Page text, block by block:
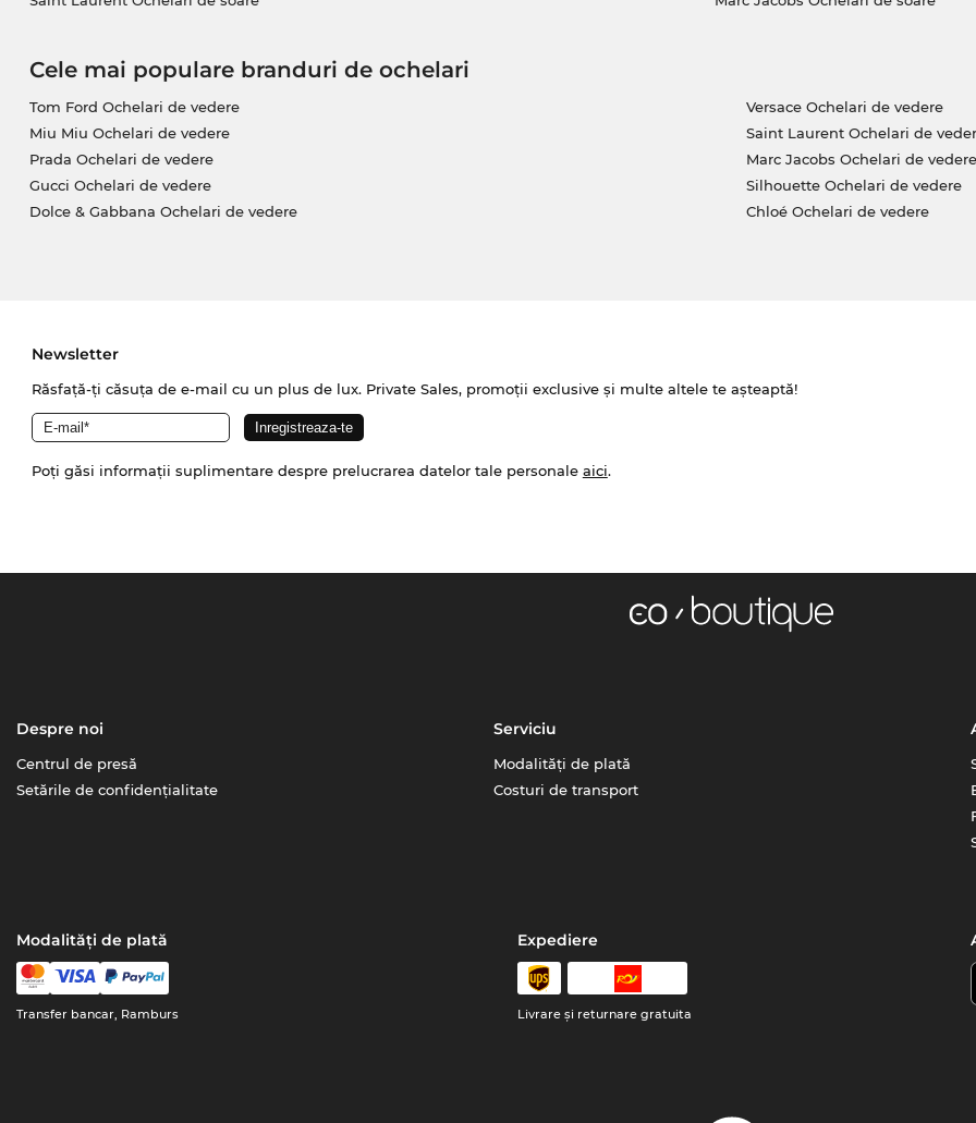
Cele mai populare branduri de ochelari
Tom Ford Ochelari de vedere
Miu Miu Ochelari de vedere
Prada Ochelari de vedere
Gucci Ochelari de vedere
Dolce & Gabbana Ochelari de vedere
Versace Ochelari de vedere
Saint Laurent Ochelari de
Marc Jacobs Ochelari de vedere
Silhouette Ochelari de vedere
Chloé Ochelari de vedere
Newsletter
Răsfață-ți căsuța de e-mail cu un plus de lux. Private Sales, promoții exclusive și multe altele te așteaptă!
Poți găsi informații suplimentare despre prelucrarea datelor tale personale aici.
Despre noi
Centrul de presă
Setările de confidențialitate
Serviciu
Modalități de plată
Costuri de transport
Modalități de plată
Transfer bancar, Ramburs
Expediere
Livrare şi returnare gratuita